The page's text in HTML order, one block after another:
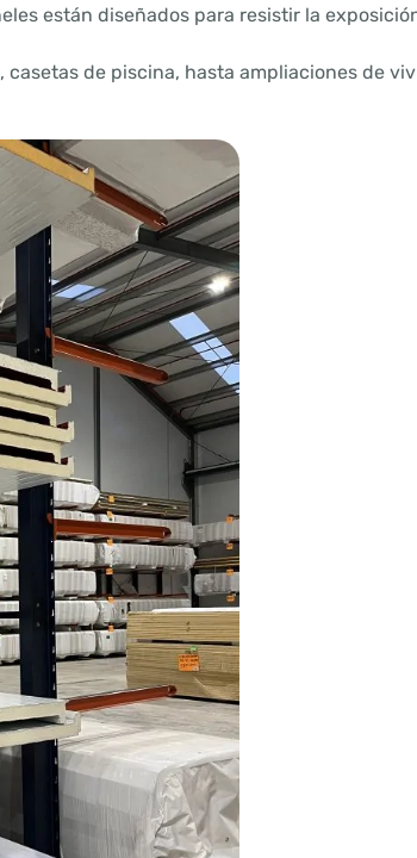
están diseñados para resistir la
casetas de piscina, hasta ampliaciones de